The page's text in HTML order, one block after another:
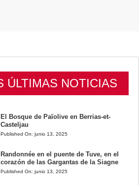
ÚLTIMAS NOTICIAS
El Bosque de Païolive en Berrias-et-
Casteljau
Published On: junio 13, 2025
Randonnée en el puente de Tuve, en el
corazón de las Gargantas de la Siagne
Published On: junio 13, 2025